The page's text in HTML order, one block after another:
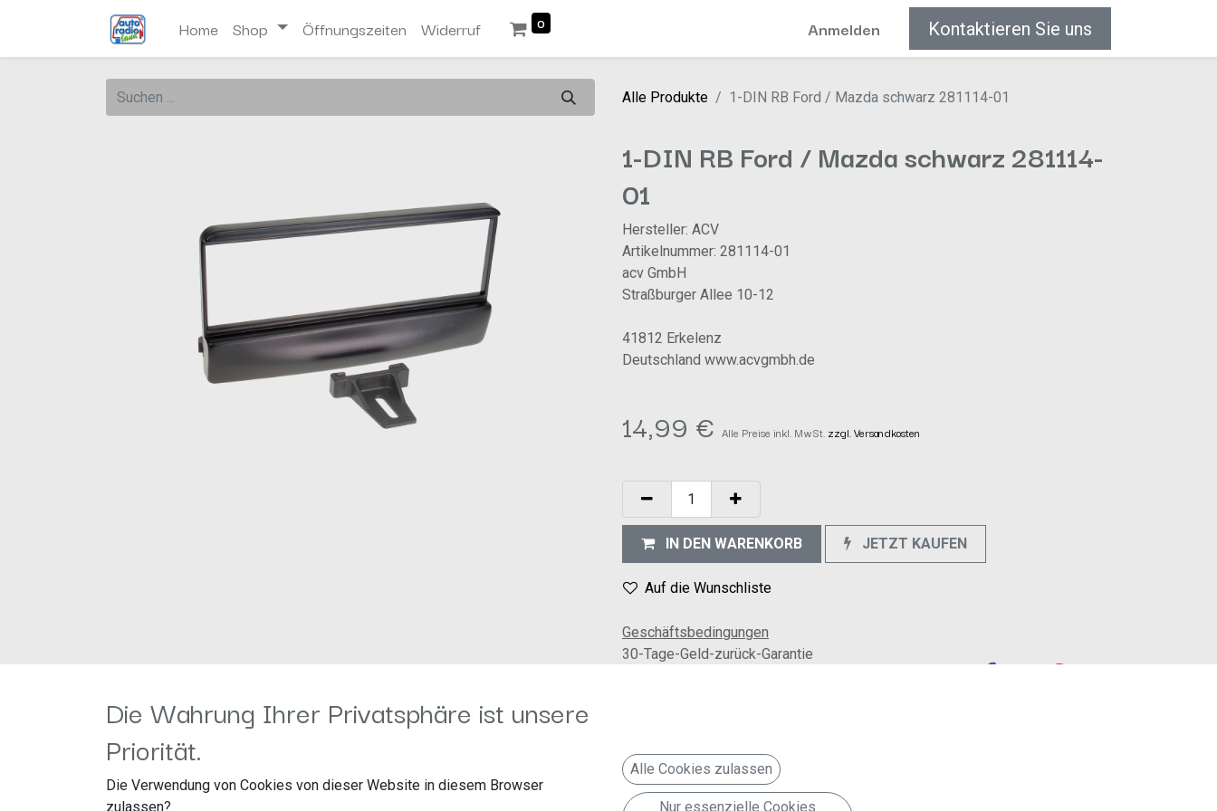
Home Shop Öffnungszeiten Widerruf 0 Anmelden Kontaktieren Sie uns
Alle Produkte 1-DIN RB Ford / Mazda schwarz 281114-01
1-DIN RB Ford / Mazda schwarz 281114-
01
Hersteller: ACV
Artikelnummer: 281114-01
acv GmbH
Straßburger Allee 10-12
41812 Erkelenz
Deutschland www.acvgmbh.de
14,99 € Alle Preise inkl. MwSt. zzgl. Versandkosten
IN DEN WARENKORB JETZT KAUFEN
Auf die Wunschliste
Geschäftsbedingungen
30-Tage-Geld-zurück-Garantie
Die Wahrung Ihrer Privatsphäre ist unsere
Priorität.
Die Verwendung von Cookies von dieser Website in diesem Browser
zulassen?
Alle Cookies zulassen
Nur essenzielle Cookies